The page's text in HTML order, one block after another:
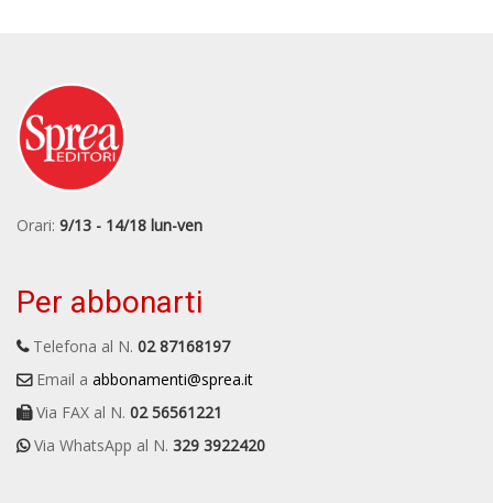
Orari: 9/13 - 14/18 lun-ven
Per abbonarti
Telefona al N. 02 87168197
Email a abbonamenti@sprea.it
Via FAX al N. 02 56561221
Via WhatsApp al N. 329 3922420